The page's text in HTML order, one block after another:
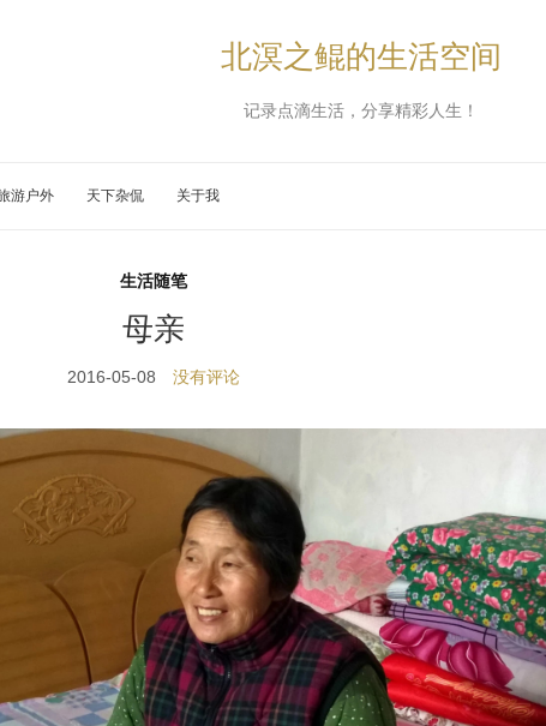
北溟之鲲的生活空间
记录点滴生活，分享精彩人生！
游户外 天下杂侃 关于我
生活随笔
母亲
2016-05-08 没有评论